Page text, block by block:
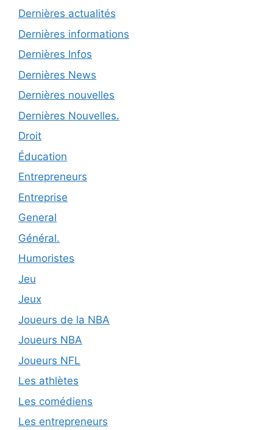
Dernières actualités
Dernières informations
Dernières Infos
Dernières News
Dernières nouvelles
Dernières Nouvelles.
Droit
Éducation
Entrepreneurs
Entreprise
General
Général.
Humoristes
Jeu
Jeux
Joueurs de la NBA
Joueurs NBA
Joueurs NFL
Les athlètes
Les comédiens
Les entrepreneurs